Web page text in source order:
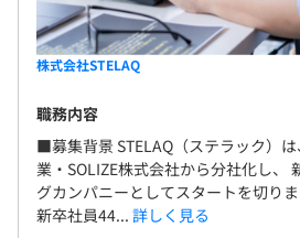
株式会社STELAQ
職務内容
■募集背景 STELAQ（ステラック）
業・SOLIZE株式会社から分社化し、
グカンパニーとしてスタートを切り
新卒社員44... 詳しく見る